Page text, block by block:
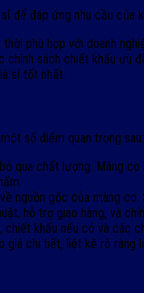
để đáp ứng nhu cầu của
phù hợp với doanh
sách chiết khấu
sỉ tốt nhất.
số điểm quan trọng sau:
qua chất lượng. Màng
nguồn gốc của màng
hỗ trợ giao hàng, và
khấu nếu có và các
chi tiết, liệt kê rõ ràng